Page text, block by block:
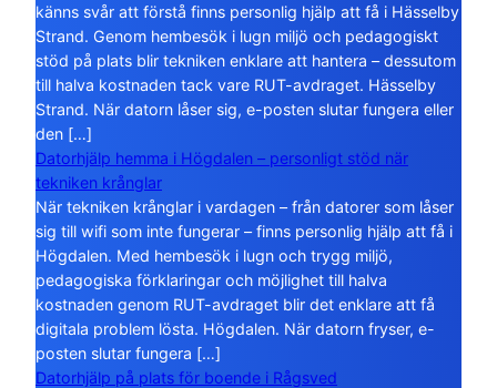
känns svår att förstå finns personlig hjälp att få i Hässelby
Strand. Genom hembesök i lugn miljö och pedagogiskt
stöd på plats blir tekniken enklare att hantera – dessutom
till halva kostnaden tack vare RUT-avdraget. Hässelby
Strand. När datorn låser sig, e-posten slutar fungera eller
den […]
Datorhjälp hemma i Högdalen – personligt stöd när
tekniken krånglar
När tekniken krånglar i vardagen – från datorer som låser
sig till wifi som inte fungerar – finns personlig hjälp att få i
Högdalen. Med hembesök i lugn och trygg miljö,
pedagogiska förklaringar och möjlighet till halva
kostnaden genom RUT-avdraget blir det enklare att få
digitala problem lösta. Högdalen. När datorn fryser, e-
posten slutar fungera […]
Datorhjälp på plats för boende i Rågsved